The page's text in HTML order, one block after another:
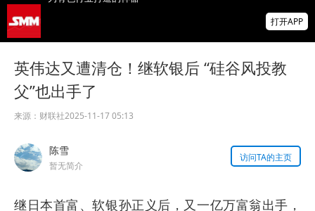
美联储理事Cook：通胀若未见降温，已准备
好加息
打开APP
英伟达又遭清仓！继软银后 “硅谷风投教
父”也出手了
来源： 财联社2025-11-17 05:13
陈雪
暂无简介
访问TA的主页
继日本首富、软银孙正义后，又一亿万富翁出手，